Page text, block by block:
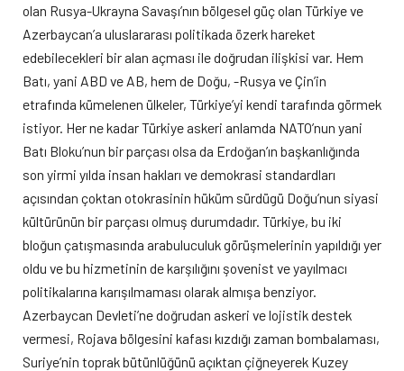
olan Rusya-Ukrayna Savaşı’nın bölgesel güç olan Türkiye ve
Azerbaycan’a uluslararası politikada özerk hareket
edebilecekleri bir alan açması ile doğrudan ilişkisi var. Hem
Batı, yani ABD ve AB, hem de Doğu, -Rusya ve Çin’in
etrafında kümelenen ülkeler, Türkiye’yi kendi tarafında görmek
istiyor. Her ne kadar Türkiye askeri anlamda NATO’nun yani
Batı Bloku’nun bir parçası olsa da Erdoğan’ın başkanlığında
son yirmi yılda insan hakları ve demokrasi standardları
açısından çoktan otokrasinin hüküm sürdügü Doğu’nun siyasi
kültürünün bir parçası olmuş durumdadır. Türkiye, bu iki
bloğun çatışmasında arabuluculuk görüşmelerinin yapıldığı yer
oldu ve bu hizmetinin de karşılığını şovenist ve yayılmacı
politikalarına karışılmaması olarak almışa benziyor.
Azerbaycan Devleti’ne doğrudan askeri ve lojistik destek
vermesi, Rojava bölgesini kafası kızdığı zaman bombalaması,
Suriye’nin toprak bütünlüğünü açıktan çiğneyerek Kuzey